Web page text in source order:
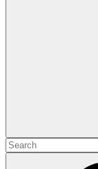
Search
for: